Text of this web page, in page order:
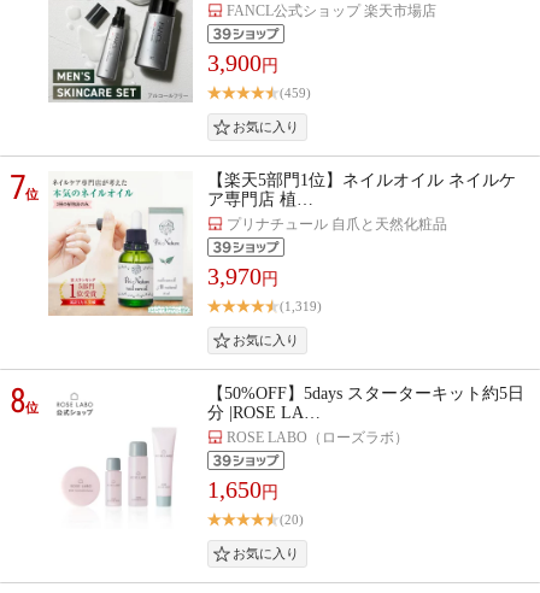
FANCL公式ショップ 楽天市場店
3,900円
(459)
7位
【楽天5部門1位】ネイルオイル ネイルケ
ア専門店 植…
プリナチュール 自爪と天然化粧品
3,970円
(1,319)
8位
【50%OFF】5days スターターキット約5日
分 |ROSE LA…
ROSE LABO（ローズラボ）
1,650円
(20)